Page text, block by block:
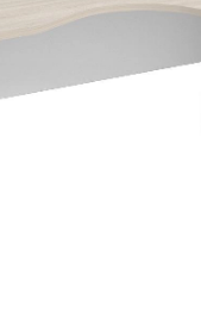
для переговоров
ресепшн